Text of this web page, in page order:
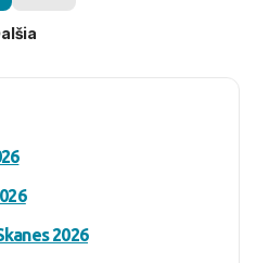
2026